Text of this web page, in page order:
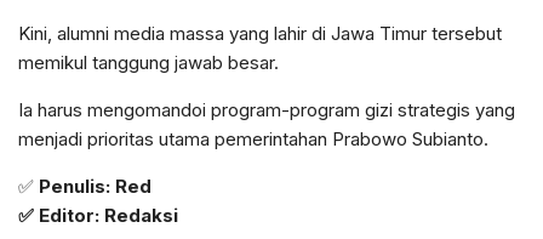
Kini, alumni media massa yang lahir di Jawa Timur tersebut
memikul tanggung jawab besar.
Ia harus mengomandoi program-program gizi strategis yang
menjadi prioritas utama pemerintahan Prabowo Subianto.
✅ Penulis: Red
✅ Editor: Redaksi